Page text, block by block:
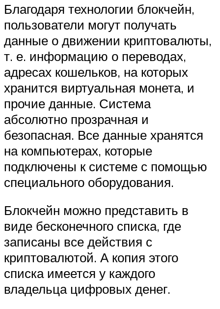
Благодаря технологии блокчейн,
пользователи могут получать
данные о движении криптовалюты,
т. е. информацию о переводах,
адресах кошельков, на которых
хранится виртуальная монета, и
прочие данные. Система
абсолютно прозрачная и
безопасная. Все данные хранятся
на компьютерах, которые
подключены к системе с помощью
специального оборудования.
Блокчейн можно представить в
виде бесконечного списка, где
записаны все действия с
криптовалютой. А копия этого
списка имеется у каждого
владельца цифровых денег.